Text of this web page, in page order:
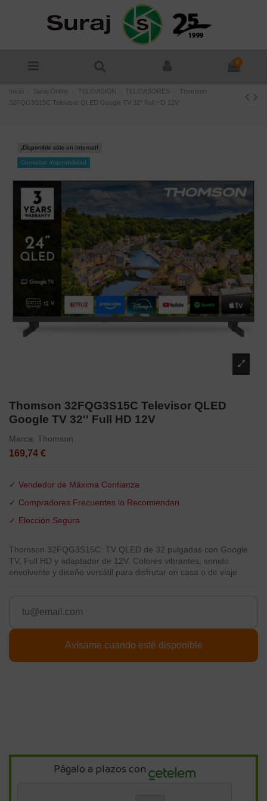
0
Inicio Suraj Online TELEVISION TELEVISORES
Thomson
32FQG3S15C Televisor QLED Google TV 32'' Full HD 12V
¡Disponible sólo en Internet!
Consultar disponibilidad
Thomson 32FQG3S15C Televisor QLED
Google TV 32'' Full HD 12V
Marca: Thomson
169,74 €
✓ Vendedor de Máxima Confianza
✓ Compradores Frecuentes lo Recomiendan
✓ Elección Segura
Thomson 32FQG3S15C: TV QLED de 32 pulgadas con Google
TV, Full HD y adaptador de 12V. Colores vibrantes, sonido
envolvente y diseño versátil para disfrutar en casa o de viaje.
Págalo a plazos con